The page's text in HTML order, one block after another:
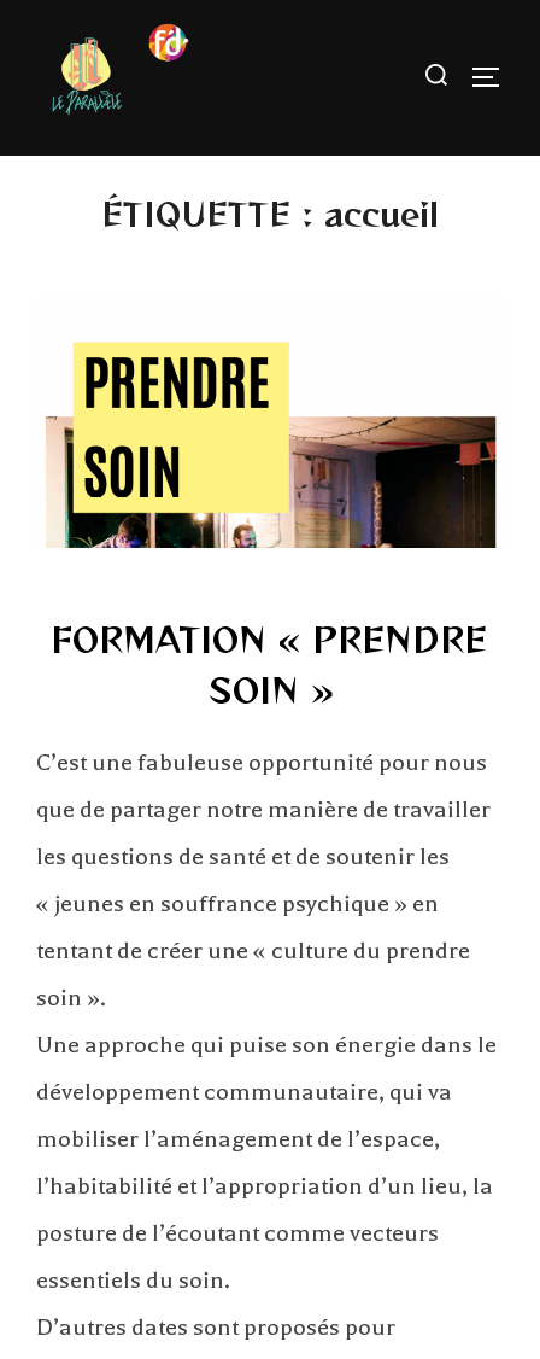
ÉTIQUETTE : accueil
FORMATION « PRENDRE
SOIN »
C’est une fabuleuse opportunité pour nous
que de partager notre manière de travailler
les questions de santé et de soutenir les
« jeunes en souffrance psychique » en
tentant de créer une « culture du prendre
soin ».
Une approche qui puise son énergie dans le
développement communautaire, qui va
mobiliser l’aménagement de l’espace,
l’habitabilité et l’appropriation d’un lieu, la
posture de l’écoutant comme vecteurs
essentiels du soin.
D’autres dates sont proposés pour